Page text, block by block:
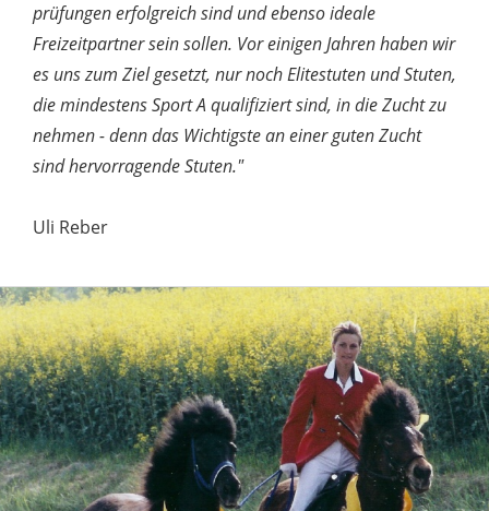
prüfungen erfolgreich sind und ebenso ideale
Freizeitpartner sein sollen. Vor einigen Jahren haben wir
es uns zum Ziel gesetzt, nur noch Elitestuten und Stuten,
die mindestens Sport A qualifiziert sind, in die Zucht zu
nehmen - denn das Wichtigste an einer guten Zucht
sind hervorragende Stuten."
Uli Reber